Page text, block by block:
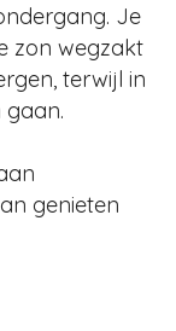
Je
zon wegzakt
terwijl in
gaan.
genieten